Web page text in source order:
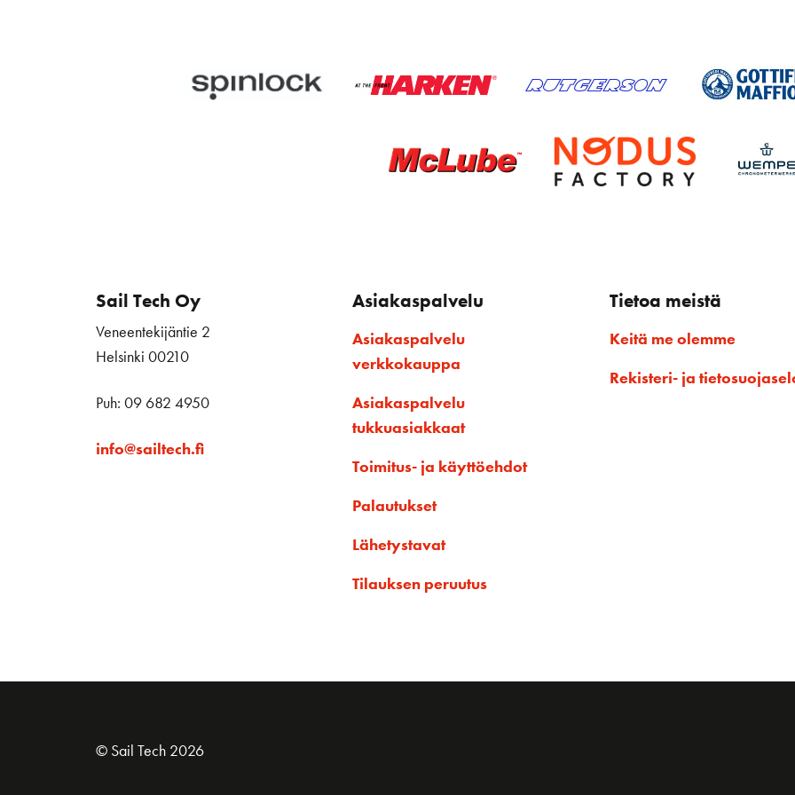
Sail Tech Oy
Veneentekijäntie 2
Helsinki 00210
Puh: 09 682 4950
info@sailtech.fi
Asiakaspalvelu
Asiakaspalvelu
verkkokauppa
Asiakaspalvelu
tukkuasiakkaat
Toimitus- ja käyttöehdot
Palautukset
Lähetystavat
Tilauksen peruutus
Tietoa meistä
Keitä me olemme
Rekisteri- ja
© Sail Tech 2026